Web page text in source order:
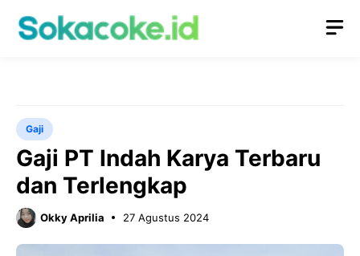
Gaji
Gaji PT Indah Karya Terbaru
dan Terlengkap
Okky Aprilia 27 Agustus 2024